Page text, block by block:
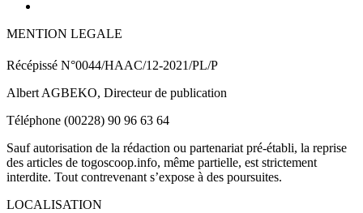
MENTION LEGALE
Récépissé N°0044/HAAC/12-2021/PL/P
Albert AGBEKO, Directeur de publication
Téléphone (00228) 90 96 63 64
Sauf autorisation de la rédaction ou partenariat pré-établi, la reprise
des articles de togoscoop.info, même partielle, est strictement
interdite. Tout contrevenant s’expose à des poursuites.
LOCALISATION